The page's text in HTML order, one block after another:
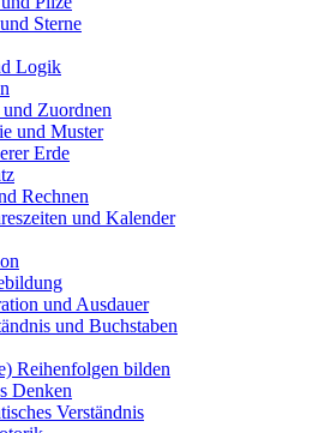
Sterne
Logik
und Zuordnen
und Muster
Erde
Rechnen
und Kalender
und Ausdauer
und Buchstaben
Reihenfolgen bilden
Denken
Verständnis